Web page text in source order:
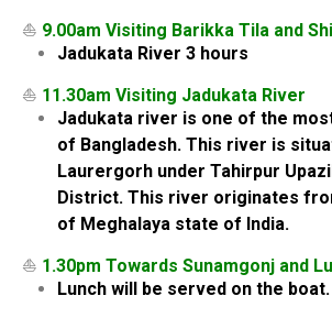
⛵ 9.00am Visiting Barikka Tila and
Jadukata River 3 hours
⛵ 11.30am Visiting Jadukata River
Jadukata river is one of the
of Bangladesh. This river is
Laurergorh under Tahirpur
District. This river originates
of Meghalaya state of India.
⛵ 1.30pm Towards Sunamgonj and
Lunch will be served on the boat.